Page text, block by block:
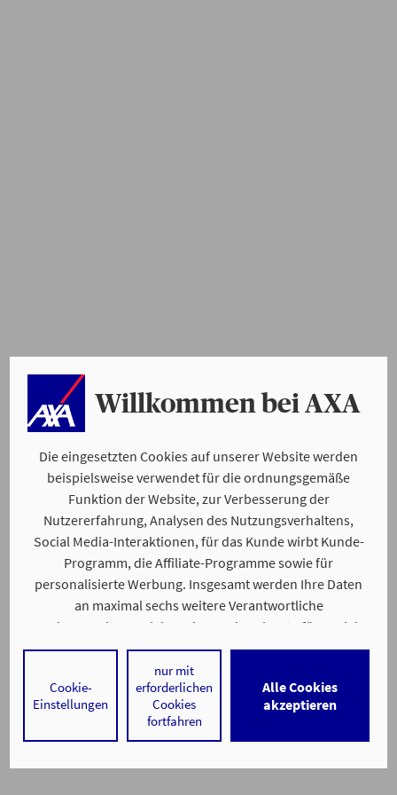
Willkommen bei AXA
Die eingesetzten Cookies auf unserer Website werden
beispielsweise verwendet für die ordnungsgemäße
Funktion der Website, zur Verbesserung der
Nutzererfahrung, Analysen des Nutzungsverhaltens,
Social Media-Interaktionen, für das Kunde wirbt Kunde-
Programm, die Affiliate-Programme sowie für
personalisierte Werbung. Insgesamt werden Ihre Daten
an maximal sechs weitere Verantwortliche
weitergegeben. Bei dem Einsatz der Dienste für Social
Media-Interaktionen und personalisierte Werbung
werden regelmäßig durch den jeweiligen Anbieter
individuelle Profile angelegt und mit Daten von anderen
Webseiten zu umfassenden Nutzungsprofilen von Ihnen
Alle Cookies
akzeptieren
nur mit
erforderlichen
Cookies
fortfahren
Cookie-
Einstellungen